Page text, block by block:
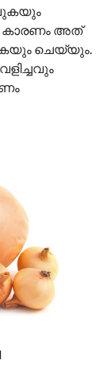
കാരണം അത്
ചെയ്യും.